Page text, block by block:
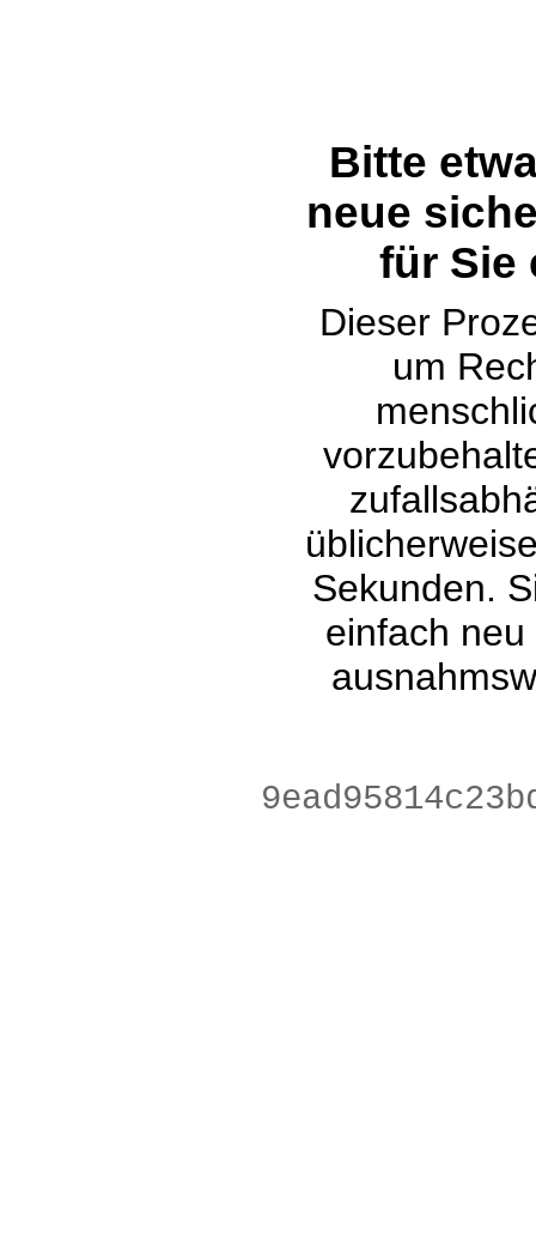
Bitte
neue
für Sie
Dieser
um
Sekunden.
einfach